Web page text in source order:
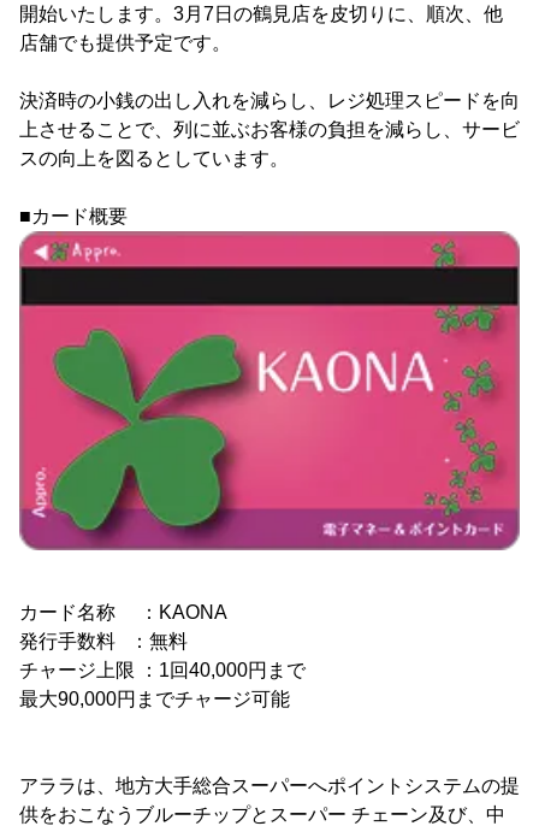
開始いたします。3月7日の鶴見店を皮切りに、順次、他
店舗でも提供予定です。
決済時の小銭の出し入れを減らし、レジ処理スピードを向
上させることで、列に並ぶお客様の負担を減らし、サービ
スの向上を図るとしています。
■カード概要
カード名称 ：KAONA
発行手数料 ：無料
チャージ上限 ：1回40,000円まで
最大90,000円までチャージ可能
アララは、地方大手総合スーパーへポイントシステムの提
供をおこなうブルーチップとスーパー チェーン及び、中